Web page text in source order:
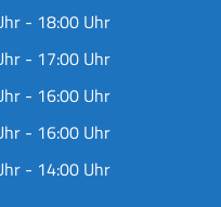
- 18:00 Uhr
- 17:00 Uhr
- 16:00 Uhr
- 16:00 Uhr
- 14:00 Uhr